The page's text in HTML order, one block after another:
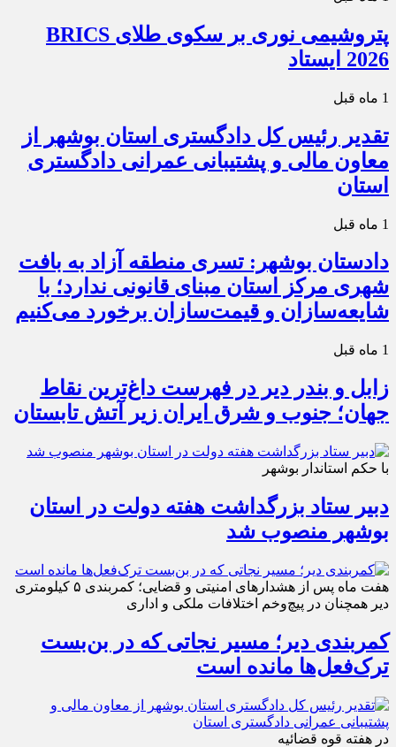
پتروشیمی نوری بر سکوی طلای BRICS
2026 ایستاد
1 ماه قبل
تقدیر رئیس کل دادگستری استان بوشهر از
معاون مالی و پشتیبانی عمرانی دادگستری
استان
1 ماه قبل
دادستان بوشهر: تسری منطقه آزاد به بافت
شهری مرکز استان مبنای قانونی ندارد؛ با
شایعه‌سازان و قیمت‌سازان برخورد می‌کنیم
1 ماه قبل
زابل و بندر دیر در فهرست داغ‌ترین نقاط
جهان؛ جنوب و شرق ایران زیر آتش تابستان
با حکم استاندار بوشهر
دبیر ستاد بزرگداشت هفته دولت در استان
بوشهر منصوب شد
هفت ماه پس از هشدارهای امنیتی و قضایی؛ کمربندی ۵ کیلومتری
دیر همچنان در پیچ‌وخم اختلافات ملکی و اداری
کمربندی دیر؛ مسیر نجاتی که در بن‌بست
ترک‌فعل‌ها مانده است
در هفته قوه قضائیه